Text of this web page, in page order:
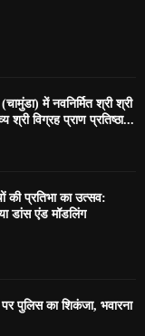
में नवनिर्मित श्री श्री
श्री विग्रह प्राण प्रतिष्ठा...
की प्रतिभा का उत्सव:
डांस एंड मॉडलिंग
पुलिस का शिकंजा, भवारना